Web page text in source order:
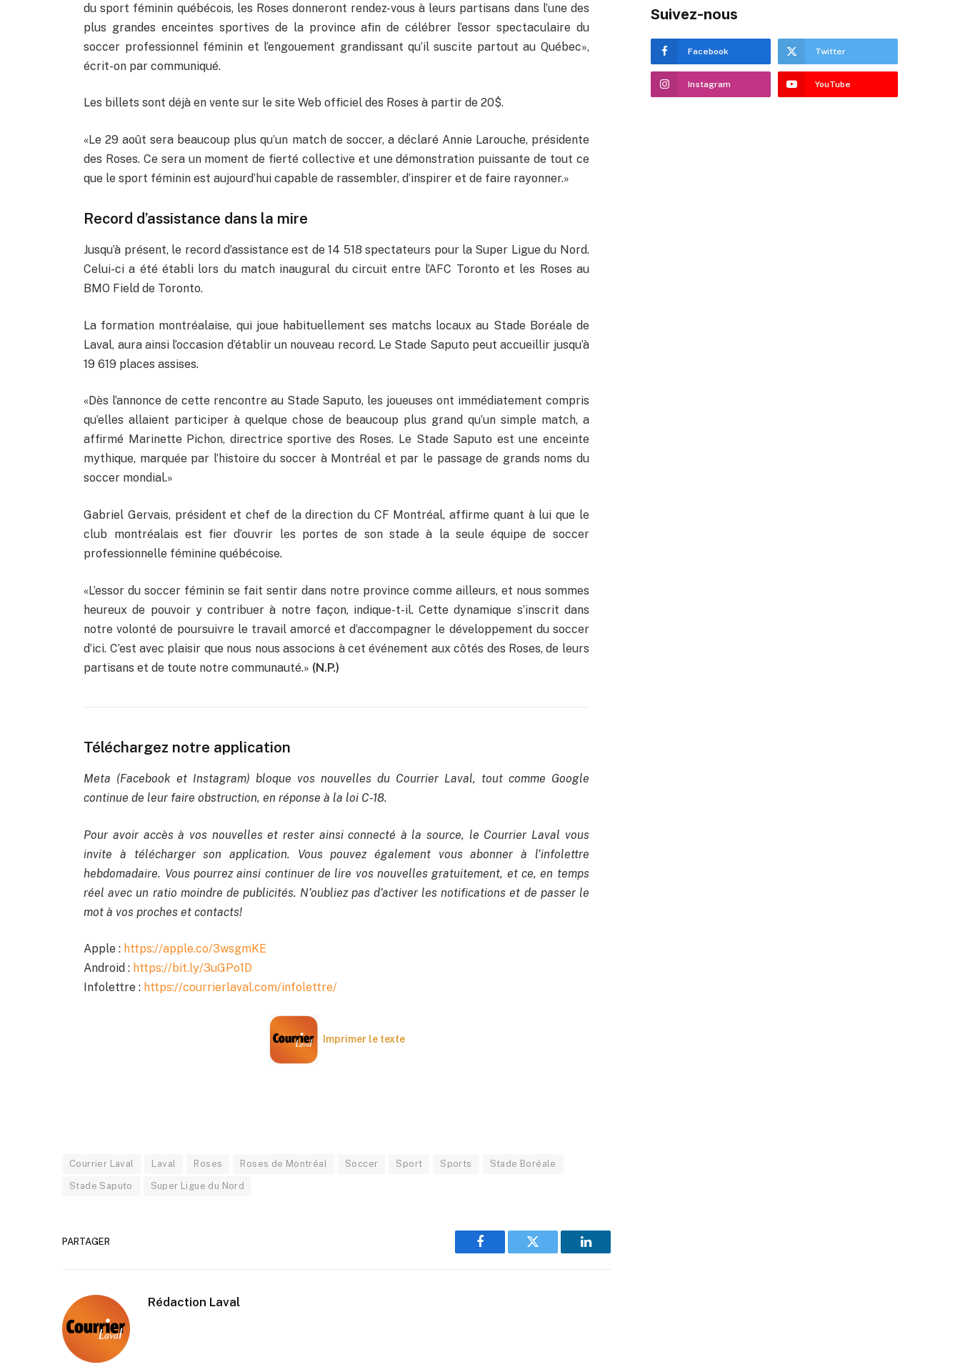
du sport féminin québécois, les Roses donneront rendez-vous à leurs partisans dans l’une des
plus grandes enceintes sportives de la province afin de célébrer l’essor spectaculaire du
soccer professionnel féminin et l’engouement grandissant qu’il suscite partout au Québec»,
écrit-on par communiqué.
Les billets sont déjà en vente sur le site Web officiel des Roses à partir de 20$.
«Le 29 août sera beaucoup plus qu’un match de soccer, a déclaré Annie Larouche, présidente
des Roses. Ce sera un moment de fierté collective et une démonstration puissante de tout ce
que le sport féminin est aujourd’hui capable de rassembler, d’inspirer et de faire rayonner.»
Record d’assistance dans la mire
Jusqu’à présent, le record d’assistance est de 14 518 spectateurs pour la Super Ligue du Nord.
Celui-ci a été établi lors du match inaugural du circuit entre l’AFC Toronto et les Roses au
BMO Field de Toronto.
La formation montréalaise, qui joue habituellement ses matchs locaux au Stade Boréale de
Laval, aura ainsi l’occasion d’établir un nouveau record. Le Stade Saputo peut accueillir jusqu’à
19 619 places assises.
«Dès l’annonce de cette rencontre au Stade Saputo, les joueuses ont immédiatement compris
qu’elles allaient participer à quelque chose de beaucoup plus grand qu’un simple match, a
affirmé Marinette Pichon, directrice sportive des Roses. Le Stade Saputo est une enceinte
mythique, marquée par l’histoire du soccer à Montréal et par le passage de grands noms du
soccer mondial.»
Gabriel Gervais, président et chef de la direction du CF Montréal, affirme quant à lui que le
club montréalais est fier d’ouvrir les portes de son stade à la seule équipe de soccer
professionnelle féminine québécoise.
​​​​​​​«L’essor du soccer féminin se fait sentir dans notre province comme ailleurs, et nous sommes
heureux de pouvoir y contribuer à notre façon, indique-t-il. Cette dynamique s’inscrit dans
notre volonté de poursuivre le travail amorcé et d’accompagner le développement du soccer
d’ici. C’est avec plaisir que nous nous associons à cet événement aux côtés des Roses, de leurs
partisans et de toute notre communauté.» (N.P.)
Téléchargez notre application
Meta (Facebook et Instagram) bloque vos nouvelles du Courrier Laval, tout comme Google
continue de leur faire obstruction, en réponse à la loi C-18.
Pour avoir accès à vos nouvelles et rester ainsi connecté à la source, le Courrier Laval vous
invite à télécharger son application. Vous pouvez également vous abonner à l’infolettre
hebdomadaire. Vous pourrez ainsi continuer de lire vos nouvelles gratuitement, et ce, en temps
réel avec un ratio moindre de publicités. N’oubliez pas d’activer les notifications et de passer le
mot à vos proches et contacts!
Apple : https://apple.co/3wsgmKE
Android : https://bit.ly/3uGPo1D
Infolettre : https://courrierlaval.com/infolettre/
Imprimer le texte
Courrier Laval Laval Roses Roses de Montréal Soccer Sport Sports Stade Boréale
Stade Saputo Super Ligue du Nord
PARTAGER
Facebook Twitter LinkedIn
Rédaction Laval
Suivez-nous
Facebook Twitter
Instagram YouTube